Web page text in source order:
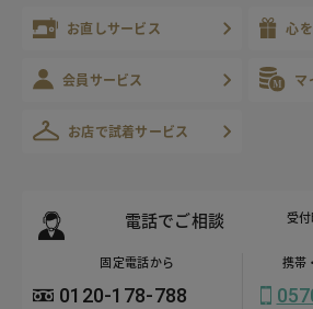
お直しサービス 心
会員サービス マ
お店で試着サービス
電話でご相談 受
固定電話から
0120-178-788
携帯